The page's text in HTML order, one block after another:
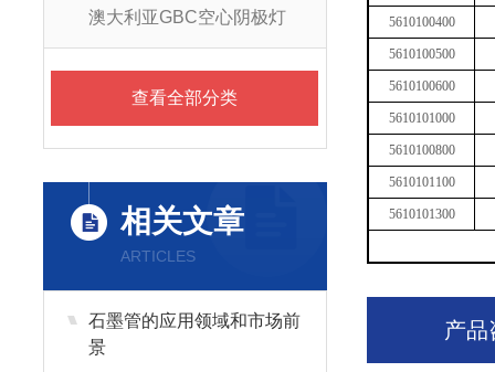
澳大利亚GBC空心阴极灯
查看全部分类
相关文章
ARTICLES
石墨管的应用领域和市场前
景
5610100400
5610100500
5610100600
5610101000
5610100800
5610101100
5610101300
产品